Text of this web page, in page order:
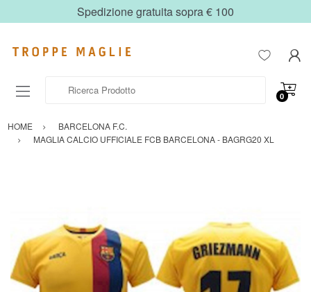
Spedizione gratuita sopra € 100
0
HOME
BARCELONA F.C.
MAGLIA CALCIO UFFICIALE FCB BARCELONA - BAGRG20 XL